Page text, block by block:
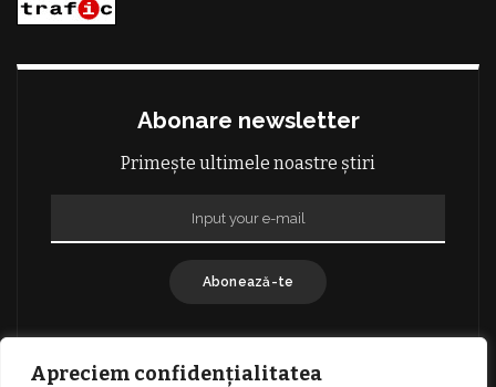
Apreciem confidențialitatea
Abonare newsletter
Primește ultimele noastre știri
Abonează-te